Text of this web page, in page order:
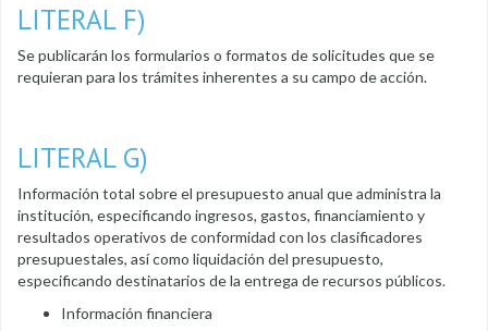
LITERAL F)
Se publicarán los formularios o formatos de solicitudes que se
requieran para los trámites inherentes a su campo de acción.
LITERAL G)
Información total sobre el presupuesto anual que administra la
institución, especificando ingresos, gastos, financiamiento y
resultados operativos de conformidad con los clasificadores
presupuestales, así como liquidación del presupuesto,
especificando destinatarios de la entrega de recursos públicos.
Información financiera